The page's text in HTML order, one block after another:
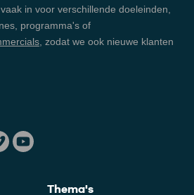
in voor verschillende doeleinden,
programma's of
, zodat we ook nieuwe klanten
Thema's